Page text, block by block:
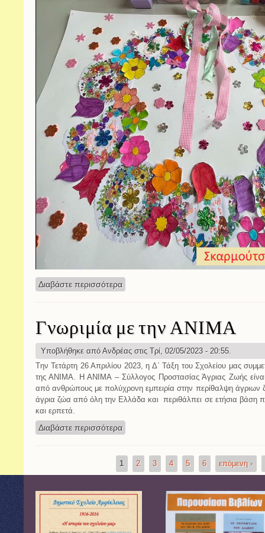
Διαβάστε περισσότερα
Γνωριμία με την ΑΝΙΜΑ
Υποβλήθηκε από Ανδρέας στις Τρί, 02/05/2023 - 20:55.
Tην Τετάρτη 26 Απριλίου 2023, η Δ΄ Τάξη του Σχολείου μας
της ΑΝΙΜΑ. Η ΑΝΙΜΑ – Σύλλογος Προστασίας Άγριας Ζωής
από ανθρώπους με πολύχρονη εμπειρία στην περίθαλψη
άγρια ζώα από όλη την Ελλάδα και περιθάλπει σε ετήσια βάση
και ερπετά.
Διαβάστε περισσότερα
1 2 3 4 5 6 επόμενη ›